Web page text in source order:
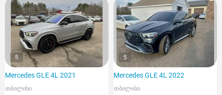
5
Mercedes GLE 4L 2021
თბილისი
5
Mercedes GLE 4L 2022
თბილისი